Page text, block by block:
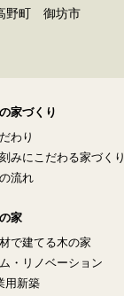
野町 御坊市
家づくり
わり
みにこだわる家づく
流れ
家
で建てる木の家
・リノベーション
用新築